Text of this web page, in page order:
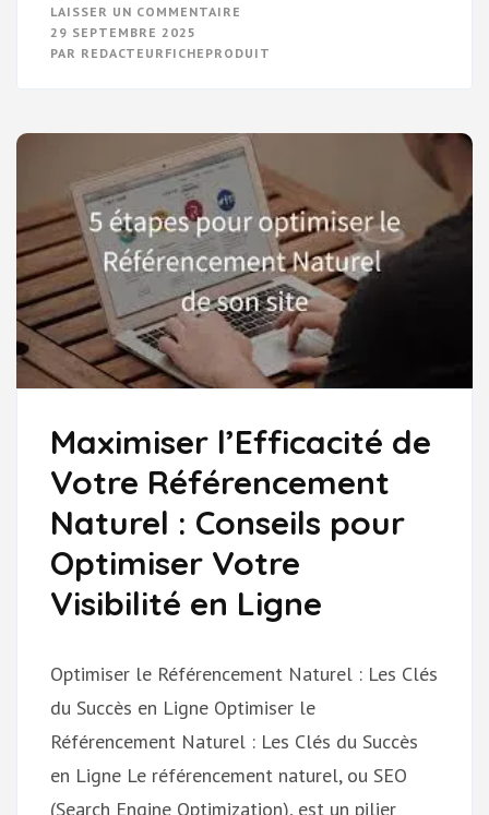
LAISSER UN COMMENTAIRE
OPTIMISER
SITE
WEB
AVEC
EFFICACITÉ
29 SEPTEMBRE 2025
PAR REDACTEURFICHEPRODUIT
Maximiser l’Efficacité de
Votre Référencement
Naturel : Conseils pour
Optimiser Votre
Visibilité en Ligne
Optimiser le Référencement Naturel : Les Clés
du Succès en Ligne Optimiser le
Référencement Naturel : Les Clés du Succès
en Ligne Le référencement naturel, ou SEO
(Search Engine Optimization), est un pilier